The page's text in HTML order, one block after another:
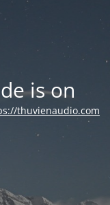
is on
thuvienaudio.com